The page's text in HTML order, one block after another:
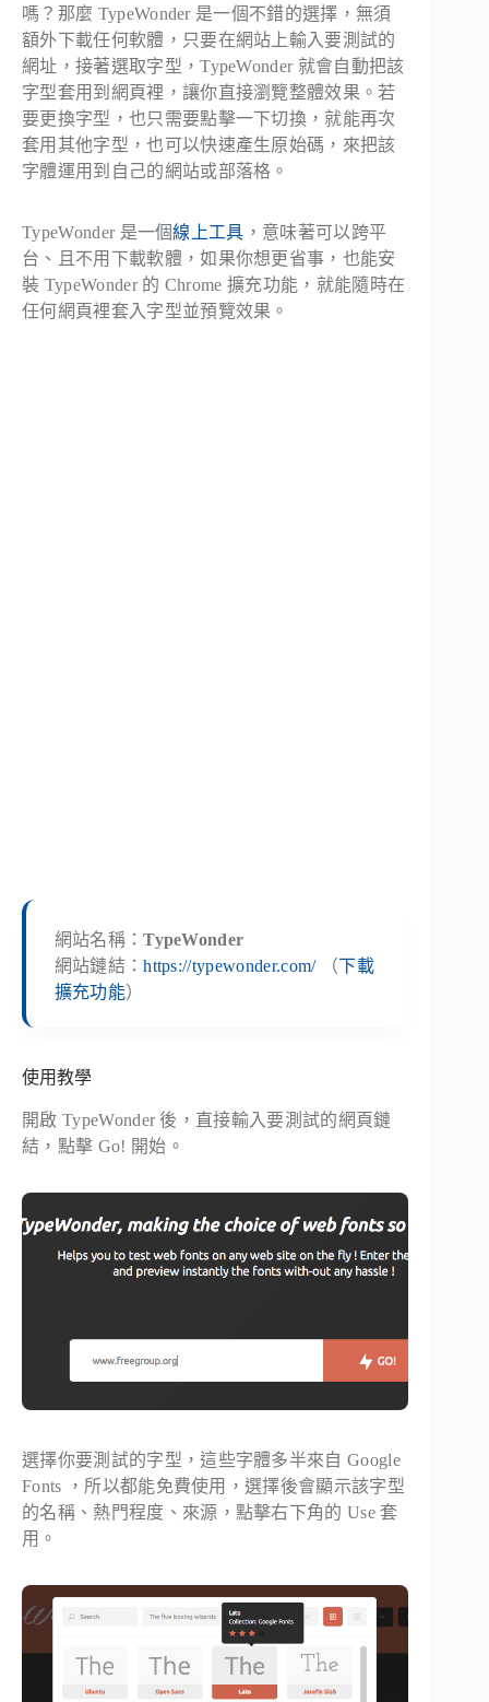
嗎？那麼 TypeWonder 是一個不錯的選擇，無須
額外下載任何軟體，只要在網站上輸入要測試的
網址，接著選取字型，TypeWonder 就會自動把該
字型套用到網頁裡，讓你直接瀏覽整體效果。若
要更換字型，也只需要點擊一下切換，就能再次
套用其他字型，也可以快速產生原始碼，來把該
字體運用到自己的網站或部落格。
TypeWonder 是一個線上工具 ，意味著可以跨平
台、且不用下載軟體，如果你想更省事，也能安
裝 TypeWonder 的 Chrome 擴充功能，就能隨時在
任何網頁裡套入字型並預覽效果。
網站名稱：TypeWonder
網站鏈結：https://typewonder.com/（下載
擴充功能）
使用教學
開啟 TypeWonder 後，直接輸入要測試的網頁鏈
結，點擊 Go! 開始。
選擇你要測試的字型，這些字體多半來自 Google
Fonts ，所以都能免費使用，選擇後會顯示該字型
的名稱、熱門程度、來源，點擊右下角的Use 套
用。